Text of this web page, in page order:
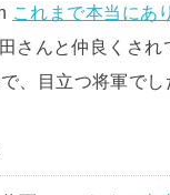
これまで本当にあ
さんと仲良くされ
、目立つ将軍で